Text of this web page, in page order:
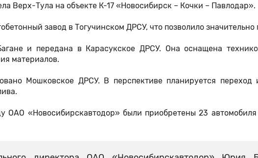
Верх-Тула на объекте К-17 «Новосибирск – Кочки – Павлодар».
завод в Тогучинском ДРСУ, что позволило значительно
и передана в Карасукское ДРСУ. Она оснащена
материалов.
Мошковское ДРСУ. В перспективе планируется
ОАО «Новосибирскавтодор» были приобретены 23